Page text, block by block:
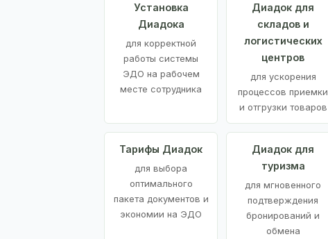
Установка
Диадока
для корректной
работы системы
ЭДО на рабочем
месте сотрудника
Диадок для
складов и
логистических
центров
для ускорения
процессов приемки
и отгрузки товаров
Тарифы Диадок
для выбора
оптимального
пакета документов и
экономии на ЭДО
Диадок для
туризма
для мгновенного
подтверждения
бронирований и
обмена